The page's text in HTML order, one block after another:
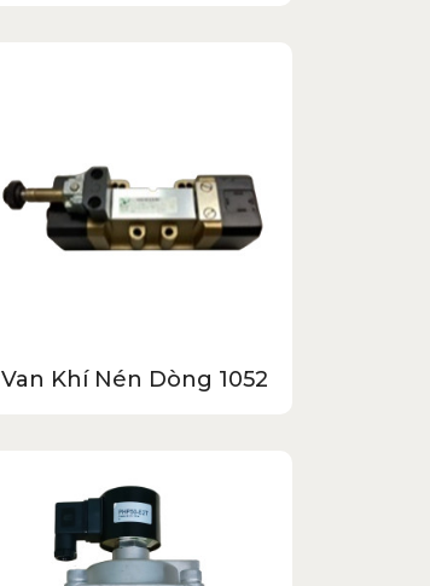
Van Khí Nén Dòng 1052